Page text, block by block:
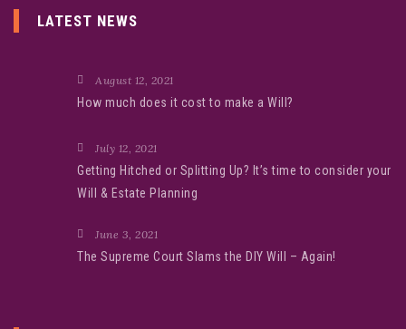
LATEST NEWS
August 12, 2021
How much does it cost to make a Will?
July 12, 2021
Getting Hitched or Splitting Up? It’s time to consider your
Will & Estate Planning
June 3, 2021
The Supreme Court Slams the DIY Will – Again!